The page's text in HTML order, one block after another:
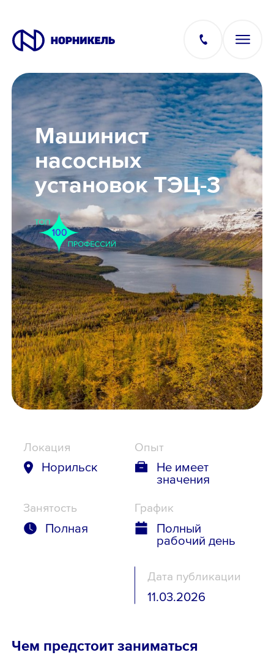
Вакансии
Производство
Офис
IT
Студентам
Школьникам
Локации
8 800 700-19-43
Машинист
насосных
установок ТЭЦ-3
Локация
Норильск
Опыт
Не имеет
значения
Занятость
Полная
График
Полный
рабочий день
Дата публикации
11.03.2026
Чем предстоит заниматься